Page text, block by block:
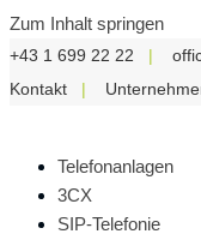
Zum Inhalt springen
+43 1 699 22 22 |
Kontakt |
Telefonanlagen
3CX
SIP-Telefonie